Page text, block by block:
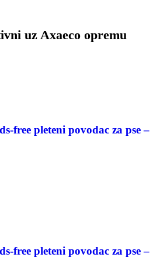
uz Axaeco opremu
free pleteni povodac za pse –
free pleteni povodac za pse –